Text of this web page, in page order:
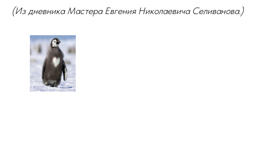
(Из дневника Мастера Евгения Николаевича Селиванова.)